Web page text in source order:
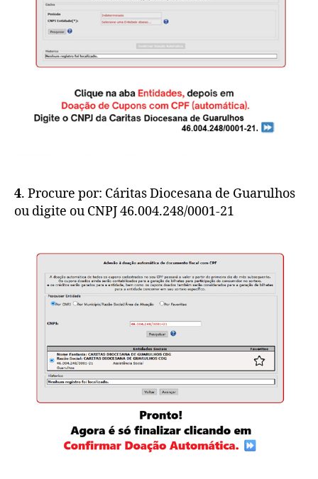
4. Procure por: Cáritas Diocesana de Guarulhos
ou digite ou CNPJ 46.004.248/0001-21